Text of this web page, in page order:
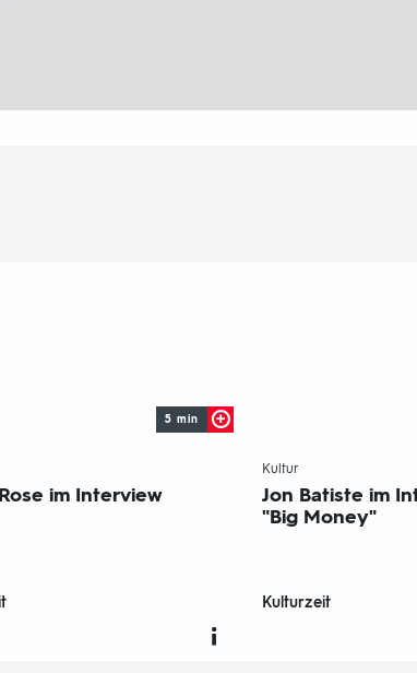
im Interview
5 min
Kultur
Jon Batiste im
"Big Money"
Kulturzeit